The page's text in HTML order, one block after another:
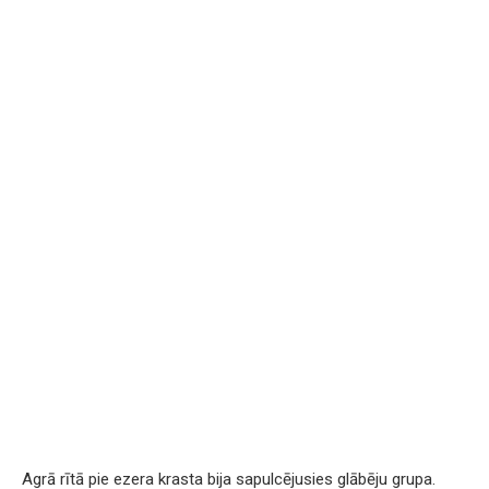
Agrā rītā pie ezera krasta bija sapulcējusies glābēju grupa.